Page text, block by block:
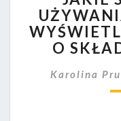
O
Karolina